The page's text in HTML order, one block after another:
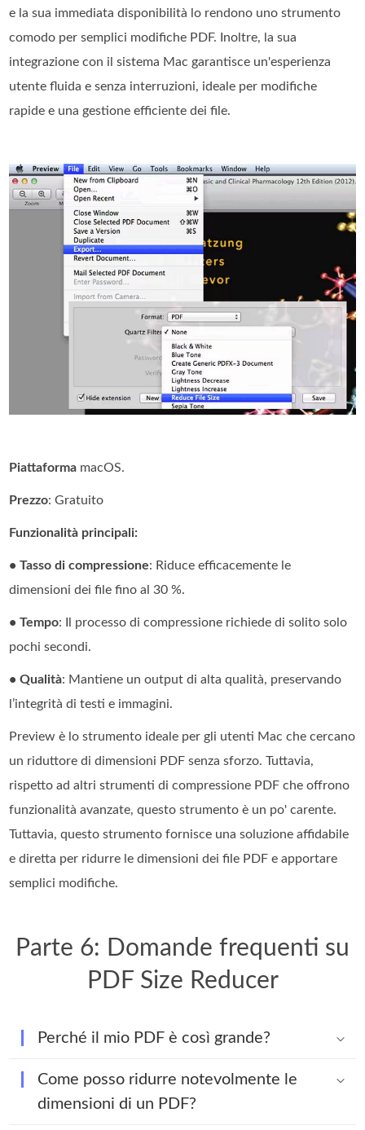
e la sua immediata disponibilità lo rendono uno strumento
comodo per semplici modifiche PDF. Inoltre, la sua
integrazione con il sistema Mac garantisce un'esperienza
utente fluida e senza interruzioni, ideale per modifiche
rapide e una gestione efficiente dei file.
Piattaforma macOS.
Prezzo: Gratuito
Funzionalità principali:
• Tasso di compressione: Riduce efficacemente le
dimensioni dei file fino al 30 %.
• Tempo: Il processo di compressione richiede di solito solo
pochi secondi.
• Qualità: Mantiene un output di alta qualità, preservando
l’integrità di testi e immagini.
Preview è lo strumento ideale per gli utenti Mac che cercano
un riduttore di dimensioni PDF senza sforzo. Tuttavia,
rispetto ad altri strumenti di compressione PDF che offrono
funzionalità avanzate, questo strumento è un po' carente.
Tuttavia, questo strumento fornisce una soluzione affidabile
e diretta per ridurre le dimensioni dei file PDF e apportare
semplici modifiche.
Parte 6: Domande frequenti su
PDF Size Reducer
Perché il mio PDF è così grande?
Come posso ridurre notevolmente le
dimensioni di un PDF?